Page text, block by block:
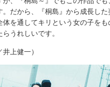
。だから、『桐島』から成長し
体を通してキリという女の子を
うれしいです。
上健一）